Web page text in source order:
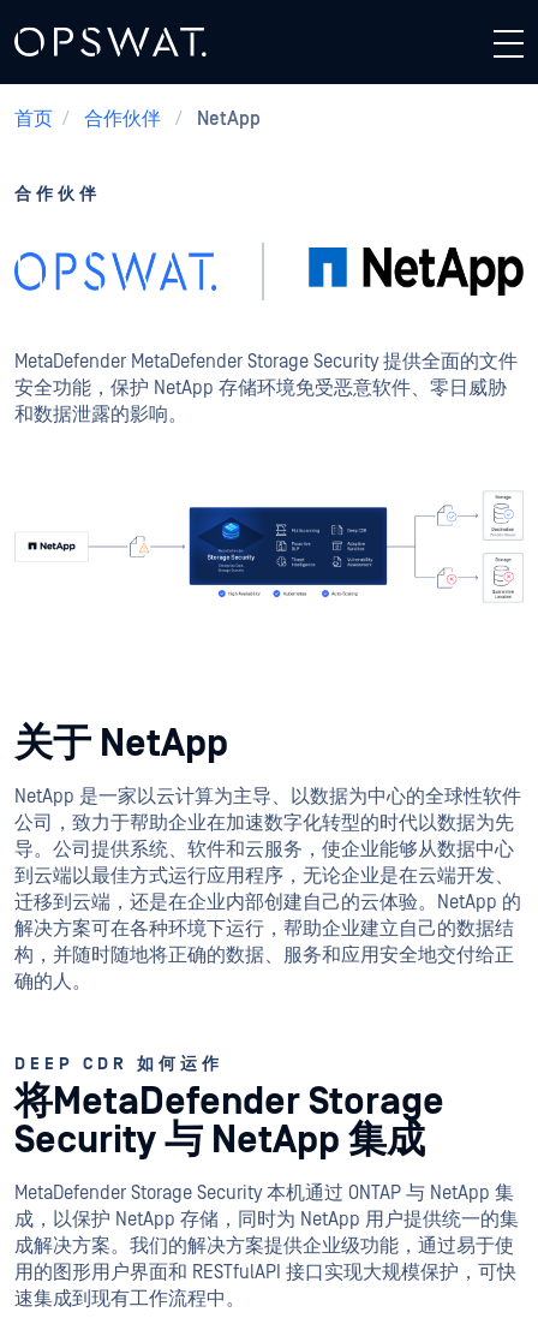
首页 / 合作伙伴 / NetApp
合作伙伴
NetApp +OPSWAT
MetaDefender MetaDefender Storage Security 提供全面的文件
安全功能，保护 NetApp 存储环境免受恶意软件、零日威胁
和数据泄露的影响。
关于 NetApp
NetApp 是一家以云计算为主导、以数据为中心的全球性软件
公司，致力于帮助企业在加速数字化转型的时代以数据为先
导。公司提供系统、软件和云服务，使企业能够从数据中心
到云端以最佳方式运行应用程序，无论企业是在云端开发、
迁移到云端，还是在企业内部创建自己的云体验。NetApp 的
解决方案可在各种环境下运行，帮助企业建立自己的数据结
构，并随时随地将正确的数据、服务和应用安全地交付给正
确的人。
DEEP CDR 如何运作
将MetaDefender Storage
Security 与 NetApp 集成
MetaDefender Storage Security 本机通过 ONTAP 与 NetApp 集
成，以保护 NetApp 存储，同时为 NetApp 用户提供统一的集
成解决方案。我们的解决方案提供企业级功能，通过易于使
用的图形用户界面和 RESTfulAPI 接口实现大规模保护，可快
速集成到现有工作流程中。